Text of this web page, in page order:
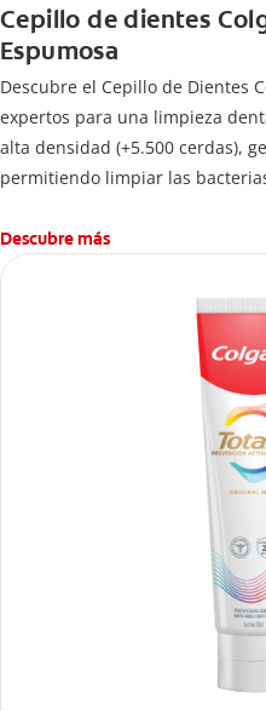
Cepillo de dientes
Espumosa
Descubre el Cepillo de Dientes
expertos para una limpieza
alta densidad (+5.500 cerdas),
permitiendo limpiar las
Descubre más